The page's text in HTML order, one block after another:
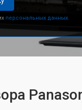
персональных данных.